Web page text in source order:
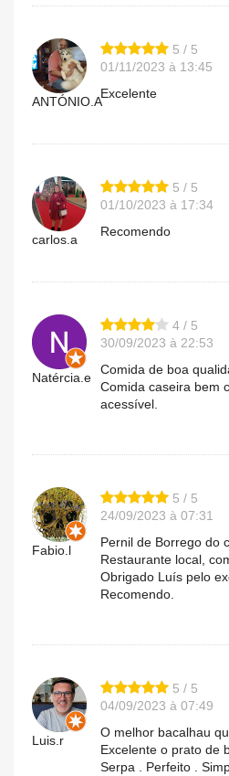
ANTÓNIO.A
5 / 5
01/11/2023 à 13:45
Excelente
carlos.a
5 / 5
01/10/2023 à 17:34
Recomendo
Natércia.e
4 / 5
30/09/2023 à 22:53
Comida de boa
Comida caseira bem
acessível.
Fabio.l
5 / 5
24/09/2023 à 07:31
Pernil de Borrego do
Restaurante local,
Obrigado Luís pelo
Recomendo.
Luis.r
5 / 5
04/09/2023 à 07:49
O melhor bacalhau
Excelente o prato de
Serpa . Perfeito .